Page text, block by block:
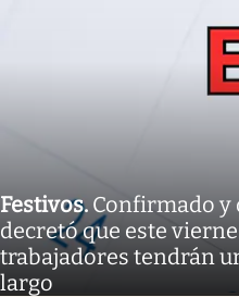
Festivos. Confirmado y
decretó que este
trabajadores tendrán
largo